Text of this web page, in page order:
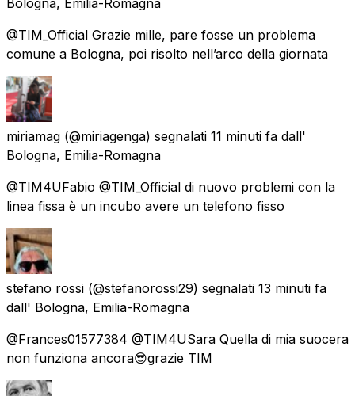
@TIM_Official Grazie mille, pare fosse un problema
comune a Bologna, poi risolto nell’arco della giornata
miriamag (@miriagenga) segnalati 11 minuti fa dall'
Bologna, Emilia-Romagna
@TIM4UFabio @TIM_Official di nuovo problemi con la
linea fissa è un incubo avere un telefono fisso
stefano rossi (@stefanorossi29) segnalati 13 minuti fa
dall' Bologna, Emilia-Romagna
@Frances01577384 @TIM4USara Quella di mia suocera
non funziona ancora😎grazie TIM